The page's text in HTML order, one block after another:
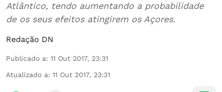
Atlântico, tendo aumentando a probabilidade
de os seus efeitos atingirem os Açores.
Redação DN
Publicado a: 11 Out 2017, 23:31
Atualizado a: 11 Out 2017, 23:31